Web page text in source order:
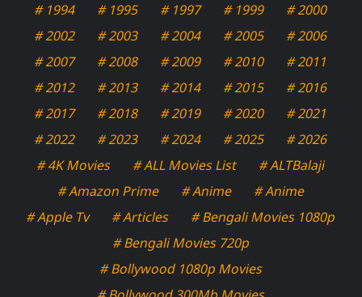
# 1994
# 1995 # 1997 # 1999
# 2000
# 2002
# 2003 # 2004 # 2005
# 2006
# 2007
# 2008 # 2009 # 2010
# 2011
# 2012
# 2013 # 2014 # 2015
# 2016
# 2017
# 2018 # 2019 # 2020
# 2021
# 2022
# 2023 # 2024 # 2025
# 2026
# 4K Movies
# ALL Movies List
# ALTBalaji
# Amazon Prime
# Anime
# Anime
# Apple Tv
# Articles
# Bengali Movies 1080p
# Bengali Movies 720p
# Bollywood 1080p Movies